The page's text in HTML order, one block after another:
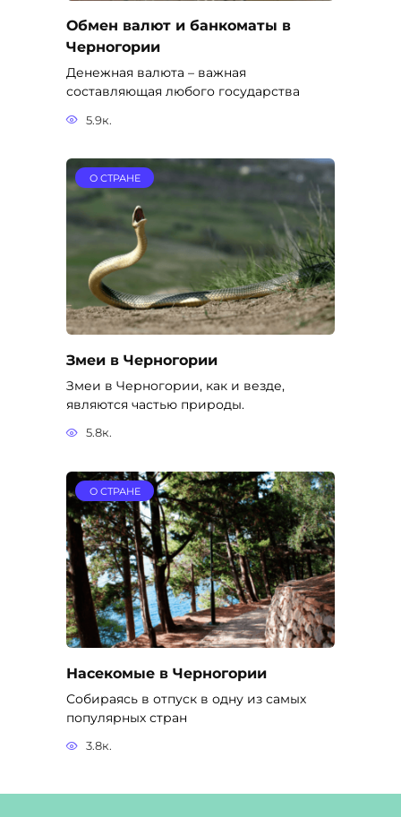
Обмен валют и банкоматы в
Черногории
Денежная валюта – важная
составляющая любого государства
5.9к.
О СТРАНЕ
Змеи в Черногории
Змеи в Черногории, как и везде,
являются частью природы.
5.8к.
О СТРАНЕ
Насекомые в Черногории
Собираясь в отпуск в одну из самых
популярных стран
3.8к.